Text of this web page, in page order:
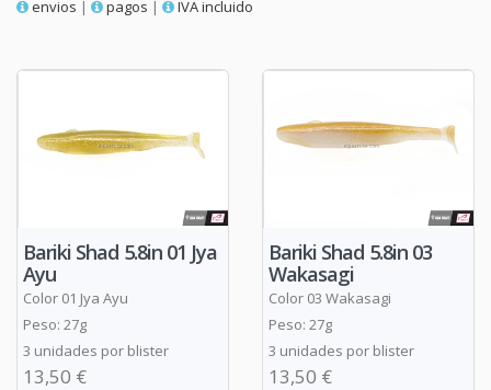
envios | pagos | IVA incluido
Bariki Shad 5.8in 01 Jya
Ayu
Color 01 Jya Ayu
Peso: 27g
3 unidades por blister
13,50 €
Bariki Shad 5.8in 03
Wakasagi
Color 03 Wakasagi
Peso: 27g
3 unidades por blister
13,50 €